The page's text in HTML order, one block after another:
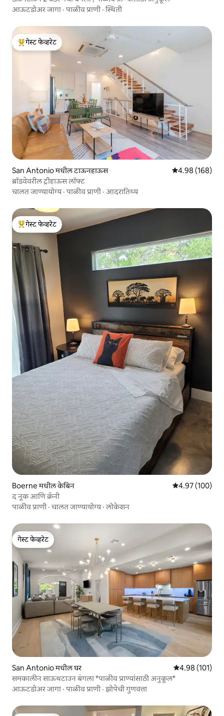
आऊटडोअर जागा ·पाळीव प्राणी ·स्थिती
टॉप गेस्ट फेव्हरेट
गेस्ट फेव्हरेट
San Antonio मधील टाऊनहाऊस 5 पैकी 4.98
4.98 (168)
ब्रॉडवेवरील ट्रीहाऊस लॉफ्ट
चालत जाण्यायोग्य·पाळीव प्राणी · आदरातिथ्य
टॉप गेस्ट फेव्हरेट
गेस्ट फेव्हरेट
Boerne मधील केबिन 5 पैकी 4.97
4.97 (100)
द नूक आणि क्रॅनी
पाळीव प्राणी ·चालत जाण्यायोग्य·लोकेशन
गेस्ट फेव्हरेट
गेस्ट फेव्हरेट
San Antonio मधील घर 5 पैकी 4.98
4.98 (101)
समकालीन साऊथटाउन बंगला *पाळीव प्राण्यांसाठी अनुकूल*
आऊटडोअर जागा ·पाळीव प्राणी ·झोपेची गुणवत्ता